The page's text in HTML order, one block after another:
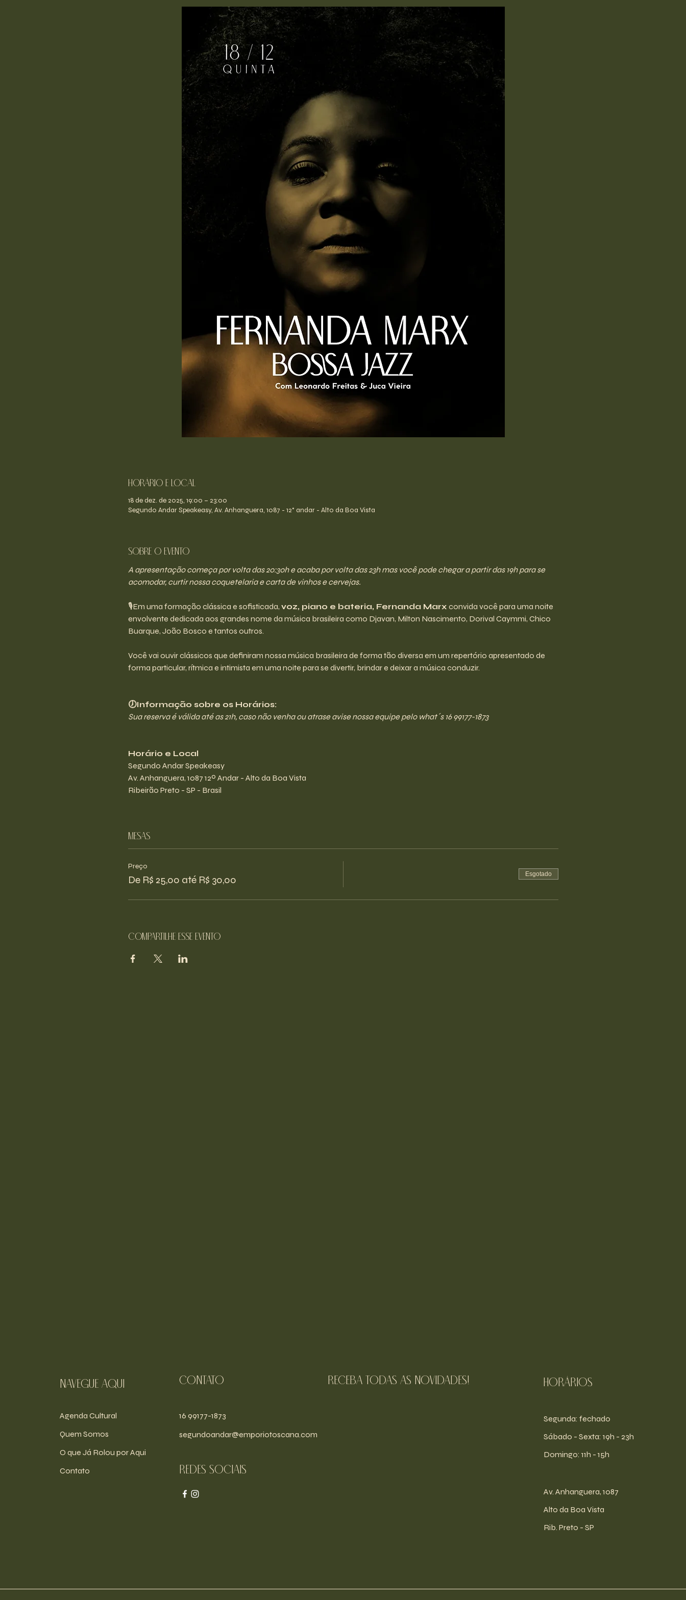
Horário e Local
18 de dez. de 2025, 19:00 – 23:00
Segundo Andar Speakeasy, Av. Anhanguera, 1087 - 12° andar - Alto da Boa Vista
Sobre o evento
A apresentação começa por volta das 20:30h e acaba por volta das 23h mas você pode chegar a partir das 19h para se
acomodar, curtir nossa coquetelaria e carta de vinhos e cervejas.
🎙️Em uma formação clássica e sofisticada, voz, piano e bateria, Fernanda Marx convida você para uma noite
envolvente dedicada aos grandes nome da música brasileira como Djavan, Milton Nascimento, Dorival Caymmi, Chico
Buarque, João Bosco e tantos outros.
Você vai ouvir clássicos que definiram nossa música brasileira de forma tão diversa em um repertório apresentado de
forma particular, rítmica e intimista em uma noite para se divertir, brindar e deixar a música conduzir.
🕖Informação sobre os Horários:
Sua reserva é válida até as 21h, caso não venha ou atrase avise nossa equipe pelo what´s 16 99177-1873
Horário e Local
Segundo Andar Speakeasy
Av. Anhanguera, 1087 12º Andar - Alto da Boa Vista
Ribeirão Preto - SP - Brasil
Mesas
Preço
De R$ 25,00 até R$ 30,00 Esgotado
Compartilhe esse evento
navegue aqui
Agenda Cultural
Quem Somos
O que Já Rolou por Aqui
Contato
Contato
16 99177-1873
segundoandar@emporiotoscana.com
Redes sociais
receba todas as novidades! Horários
Segunda: fechado
​​Sábado - Sexta: 19h - 23h
​Domingo: 11h - 15h
Av. Anhanguera, 1087
Alto da Boa Vista
Rib. Preto - SP